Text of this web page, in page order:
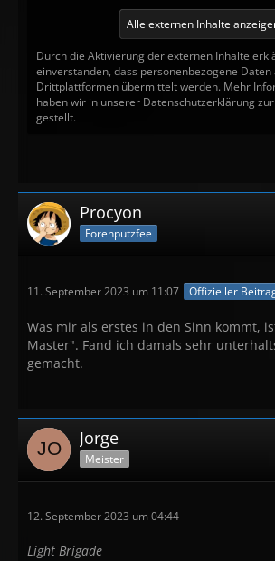
Alle externen Inhalte
Durch die Aktivierung der externen Inhalte
einverstanden, dass personenbezogene Daten
Drittplattformen übermittelt werden. Mehr
haben wir in unserer Datenschutzerklärung
gestellt.
Procyon
Forenputzfee
11. September 2023 um 11:07 Offizieller
Was mir als erstes in den Sinn kommt,
Master". Fand ich damals sehr
gemacht.
Jorge
Meister
12. September 2023 um 04:44
Light Brigade